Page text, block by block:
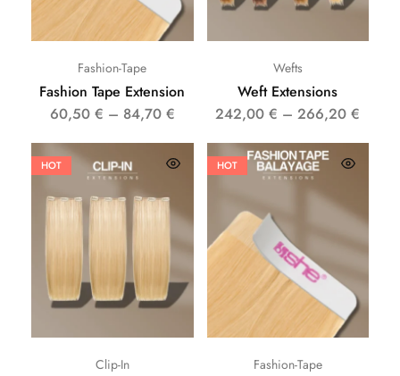
Fashion-Tape
Fashion Tape Extension
60,50 € – 84,70 €
Wefts
Weft Extensions
242,00€ –266,20€
HOT
Clip-In
HOT
Fashion-Tape